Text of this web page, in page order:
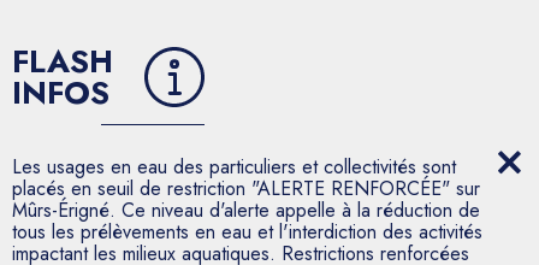
FLASH
INFOS
Les usages en eau des particuliers et collectivités sont
placés en seuil de restriction "ALERTE RENFORCÉE" sur
Mûrs-Érigné. Ce niveau d'alerte appelle à la réduction de
tous les prélèvements en eau et l'interdiction des activités
impactant les milieux aquatiques. Restrictions renforcées